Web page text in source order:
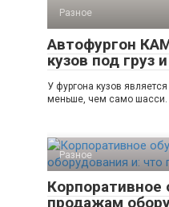
Разное
Автофургон
кузов под груз
У фургона кузов
меньше, чем само шасси.
Разное
Корпоративное
продажам